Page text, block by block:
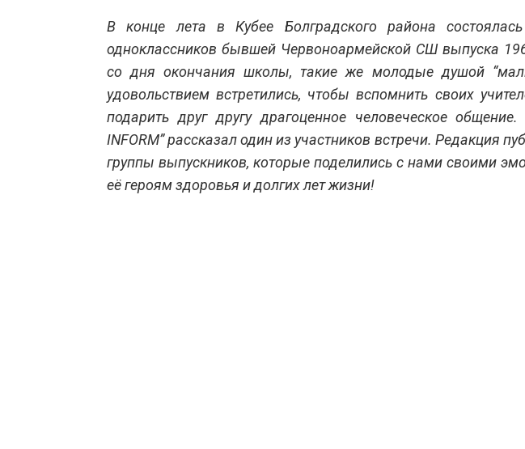
В конце лета в Кубее Болградского района
одноклассников бывшей Червоноармейской СШ выпуска
со дня окончания школы, такие же молодые душой
удовольствием встретились, чтобы вспомнить своих
подарить друг другу драгоценное человеческое
INFORM” рассказал один из участников встречи. Редакция
группы выпускников, которые поделились с нами своими
её героям здоровья и долгих лет жизни!